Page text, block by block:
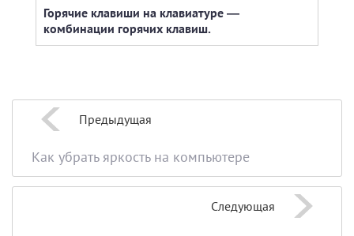
Горячие клавиши на клавиатуре —
комбинации горячих клавиш.
Предыдущая
Как убрать яркость на компьютере
Следующая